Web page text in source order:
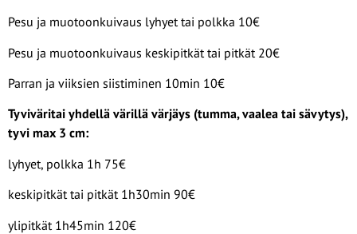
Pesu ja muotoonkuivaus lyhyet tai polkka 10€
Pesu ja muotoonkuivaus keskipitkät tai pitkät 20€
Parran ja viiksien siistiminen 10min 10€
Tyviväritai yhdellä värillä värjäys (tumma, vaalea tai sävytys),
tyvi max 3 cm:
lyhyet, polkka 1h 75€
keskipitkät tai pitkät 1h30min 90€
ylipitkät 1h45min 120€